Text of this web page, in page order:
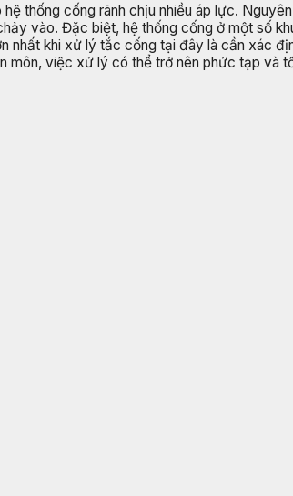
thống cống rãnh chịu nhiều áp lực.
vào. Đặc biệt, hệ thống cống ở một số
khi xử lý tắc cống tại đây là cần xác
môn, việc xử lý có thể trở nên phức tạp và